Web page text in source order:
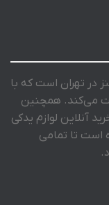
تهران است که با
می‌کند. همچنین
آنلاین لوازم یدکی
است تا تمامی